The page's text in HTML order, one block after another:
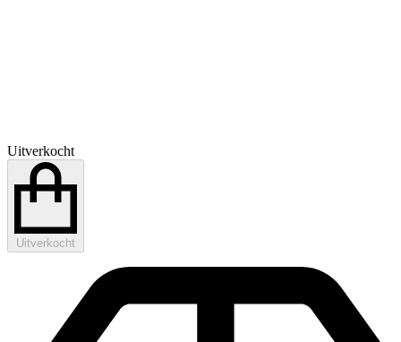
Uitverkocht
Uitverkocht